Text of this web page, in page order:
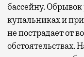
бассейну. Обрывок
купальниках и
не пострадает от
обстоятельствах.